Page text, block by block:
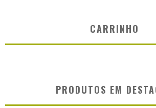
CARRINHO
PRODUTOS EM